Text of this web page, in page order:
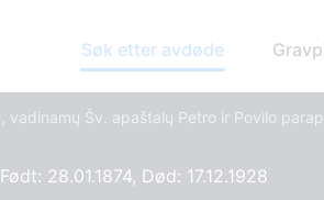
Søk etter avdøde
vadinamų Šv. apaštalų Petro ir Povilo
Født: 28.01.1874, Død: 17.12.1928